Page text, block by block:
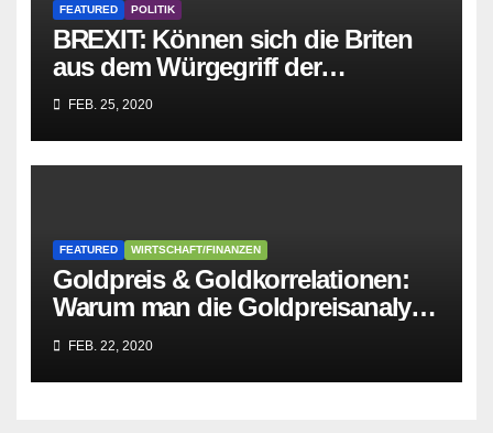
FEATURED POLITIK
BREXIT: Können sich die Briten
aus dem Würgegriff der
parasitären EU-Mafia befreien?
FEB. 25, 2020
FEATURED WIRTSCHAFT/FINANZEN
Goldpreis & Goldkorrelationen:
Warum man die Goldpreisanalyse
besser Profis überlässt!
FEB. 22, 2020